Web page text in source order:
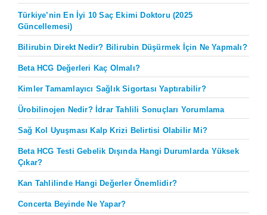
Türkiye’nin En İyi 10 Saç Ekimi Doktoru (2025
Güncellemesi)
Bilirubin Direkt Nedir? Bilirubin Düşürmek İçin Ne Yapmalı?
Beta HCG Değerleri Kaç Olmalı?
Kimler Tamamlayıcı Sağlık Sigortası Yaptırabilir?
Ürobilinojen Nedir? İdrar Tahlili Sonuçları Yorumlama
Sağ Kol Uyuşması Kalp Krizi Belirtisi Olabilir Mi?
Beta HCG Testi Gebelik Dışında Hangi Durumlarda Yüksek
Çıkar?
Kan Tahlilinde Hangi Değerler Önemlidir?
Concerta Beyinde Ne Yapar?